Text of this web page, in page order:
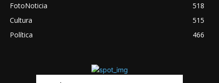
FotoNoticia
518
Cultura
515
Política
466